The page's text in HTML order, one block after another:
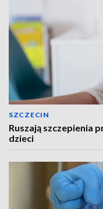
SZCZECIN
Ruszają szczepienia
dzieci